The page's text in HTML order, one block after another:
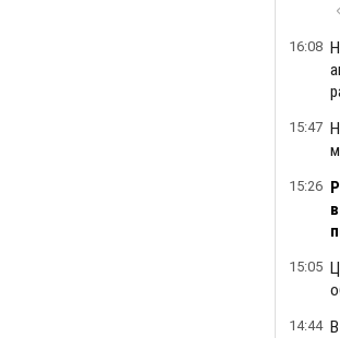
16:08
15:47
15:26
15:05
14:44